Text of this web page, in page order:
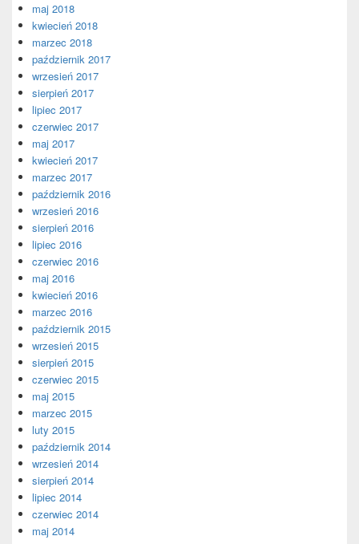
maj 2018
kwiecień 2018
marzec 2018
październik 2017
wrzesień 2017
sierpień 2017
lipiec 2017
czerwiec 2017
maj 2017
kwiecień 2017
marzec 2017
październik 2016
wrzesień 2016
sierpień 2016
lipiec 2016
czerwiec 2016
maj 2016
kwiecień 2016
marzec 2016
październik 2015
wrzesień 2015
sierpień 2015
czerwiec 2015
maj 2015
marzec 2015
luty 2015
październik 2014
wrzesień 2014
sierpień 2014
lipiec 2014
czerwiec 2014
maj 2014